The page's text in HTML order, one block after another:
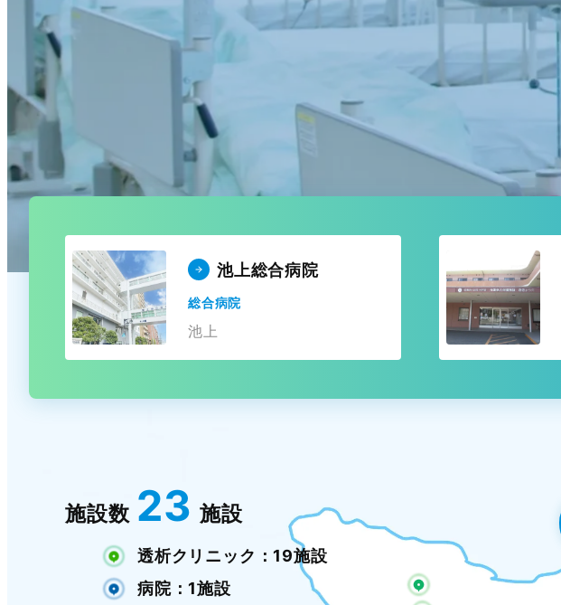
池上総合病院
総合病院
池上
施設数 23 施設
透析クリニック：19施設
病院：1施設